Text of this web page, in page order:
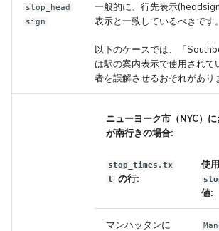
stop_head
sign
一般的に、行先表示
表示と一致しているべきです。
以下のケースでは、「
は駅の案内表示で使用されて
者を誤解させるおそれがあり
ニューヨーク市（NYC）
が南行きの場合:
stop_times.tx
t
の行:
使
値:
マンハッタンに